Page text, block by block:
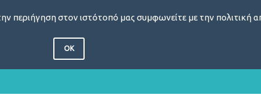
περιήγηση στον ιστότοπό μας συμφωνείτε με την πολιτική
OK